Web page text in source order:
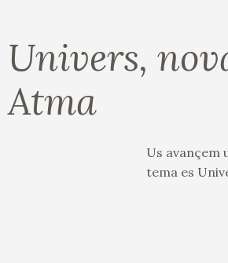
Univers,
Atma
Us avançem
tema es